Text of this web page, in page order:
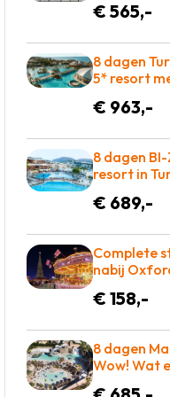
ligbed aan
€ 565,-
8 dagen
5* resort
BOEKEN
€ 963,-
8 dagen
resort in
€ 689,-
Complete
nabij
€ 158,-
8 dagen
Wow! Wat
liggen in